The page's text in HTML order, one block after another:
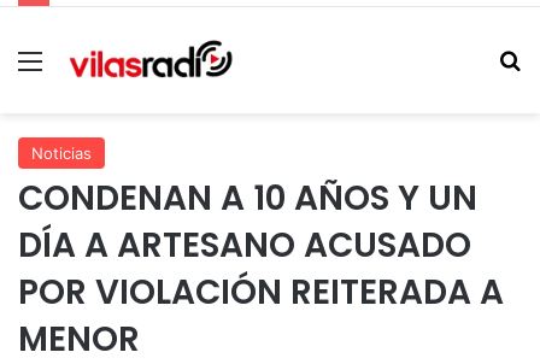
Menú
Noticias
CONDENAN A 10 AÑOS Y UN
DÍA A ARTESANO ACUSADO
POR VIOLACIÓN REITERADA A
MENOR